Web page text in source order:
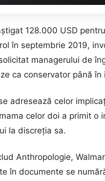
128.000 USD
în septembrie 2019,
managerului de
ca conservator până în
adresează celor
celor doi a primit o
la discreția sa.
Anthropologie,
în documente se